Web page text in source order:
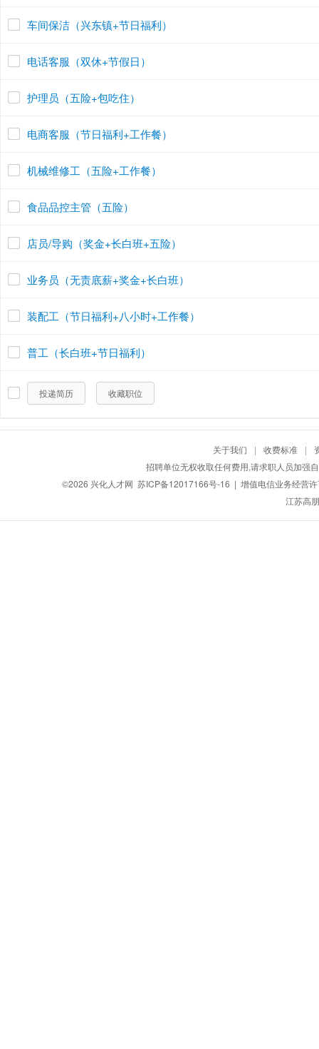
车间保洁（兴东镇+节日福利）
电话客服（双休+节假日）
护理员（五险+包吃住）
电商客服（节日福利+工作餐）
机械维修工（五险+工作餐）
食品品控主管（五险）
店员/导购（奖金+长白班+五险）
业务员（无责底薪+奖金+长白班）
装配工（节日福利+八小时+工作餐）
普工（长白班+节日福利）
投递简历 收藏职位
关于我们 | 收费标准 |
招聘单位无权收取任何费用,请求职人员加强
©2026 兴化人才网 苏ICP备12017166号-16 | 增值电信业务经营
江苏高